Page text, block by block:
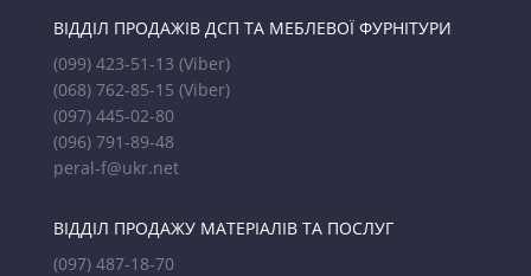
ВІДДІЛ ПРОДАЖІВ ДСП ТА МЕБЛЕВОЇ ФУРНІТУРИ
(099) 423-51-13 (Viber)
(068) 762-85-15 (Viber)
(097) 445-02-80
(096) 791-89-48
peral-f@ukr.net
ВІДДІЛ ПРОДАЖУ МАТЕРІАЛІВ ТА ПОСЛУГ
(097) 487-18-70